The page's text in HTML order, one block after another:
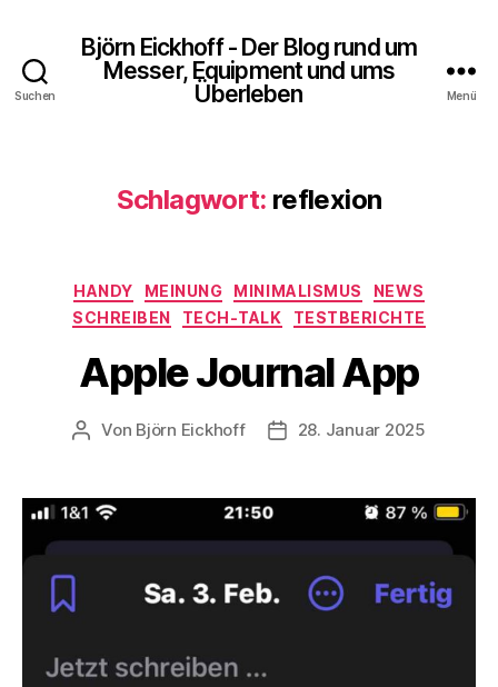
Suchen
Björn Eickhoff - Der Blog rund um
Messer, Equipment und ums
Überleben
Menü
Schlagwort: reflexion
Kategorien
HANDY MEINUNG MINIMALISMUS
NEWS
SCHREIBEN
TECH-TALK TESTBERICHTE
Apple Journal App
Beitragsautor
Von Björn Eickhoff Veröffentlichungsdatum
28. Januar 2025